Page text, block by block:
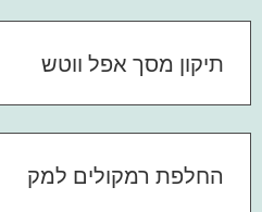
תיקון מסך אפל ווטש
החלפת רמקולים למק